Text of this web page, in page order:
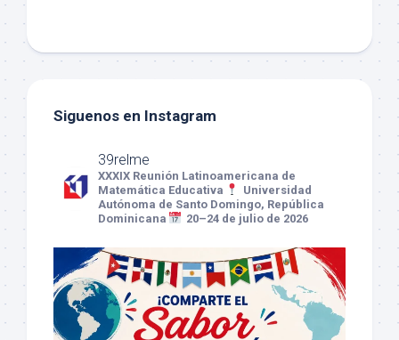
Siguenos en Instagram
39relme
XXXIX Reunión Latinoamericana de
Matemática Educativa
Universidad
Autónoma de Santo Domingo, República
Dominicana
20–24 de julio de 2026